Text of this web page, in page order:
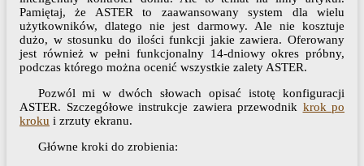
Pamiętaj, że ASTER to zaawansowany system dla wielu
użytkowników, dlatego nie jest darmowy. Ale nie kosztuje
dużo, w stosunku do ilości funkcji jakie zawiera. Oferowany
jest również w pełni funkcjonalny 14-dniowy okres próbny,
podczas którego można ocenić wszystkie zalety ASTER.
Pozwól mi w dwóch słowach opisać istotę konfiguracji
ASTER. Szczegółowe instrukcje zawiera przewodnik krok po
kroku i zrzuty ekranu.
Główne kroki do zrobienia: